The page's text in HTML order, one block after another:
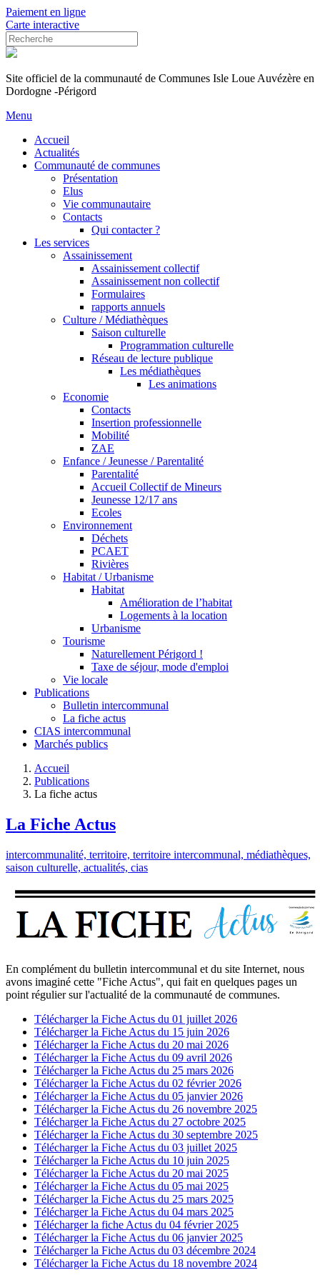
Paiement en ligne
Carte interactive
Site officiel de la communauté de Communes Isle Loue Auvézère en
Dordogne -Périgord
Menu
Accueil
Actualités
Communauté de communes
Présentation
Elus
Vie communautaire
Contacts
Qui contacter ?
Les services
Assainissement
Assainissement collectif
Assainissement non collectif
Formulaires
rapports annuels
Culture / Médiathèques
Saison culturelle
Programmation culturelle
Réseau de lecture publique
Les médiathèques
Les animations
Economie
Contacts
Insertion professionnelle
Mobilité
ZAE
Enfance / Jeunesse / Parentalité
Parentalité
Accueil Collectif de Mineurs
Jeunesse 12/17 ans
Ecoles
Environnement
Déchets
PCAET
Rivières
Habitat / Urbanisme
Habitat
Amélioration de l’habitat
Logements à la location
Urbanisme
Tourisme
Naturellement Périgord !
Taxe de séjour, mode d'emploi
Vie locale
Publications
Bulletin intercommunal
La fiche actus
CIAS intercommunal
Marchés publics
Accueil
Publications
La fiche actus
La Fiche Actus
intercommunalité, territoire, territoire intercommunal, médiathèques,
saison culturelle, actualités, cias
En complément du bulletin intercommunal et du site Internet, nous
avons imaginé cette "Fiche Actus", qui fait en quelques pages un
point régulier sur l'actualité de la communauté de communes.
Télécharger la Fiche Actus du 01 juillet 2026
Télécharger la Fiche Actus du 15 juin 2026
Télécharger la Fiche Actus du 20 mai 2026
Télécharger la Fiche Actus du 09 avril 2026
Télécharger la Fiche Actus du 25 mars 2026
Télécharger la Fiche Actus du 02 février 2026
Télécharger la Fiche Actus du 05 janvier 2026
Télécharger la Fiche Actus du 26 novembre 2025
Télécharger la Fiche Actus du 27 octobre 2025
Télécharger la Fiche Actus du 30 septembre 2025
Télécharger la Fiche Actus du 03 juillet 2025
Télécharger la Fiche Actus du 10 juin 2025
Télécharger la Fiche Actus du 20 mai 2025
Télécharger la Fiche Actus du 05 mai 2025
Télécharger la Fiche Actus du 25 mars 2025
Télécharger la Fiche Actus du 04 mars 2025
Télécharger la fiche Actus du 04 février 2025
Télécharger la Fiche Actus du 06 janvier 2025
Télécharger la Fiche Actus du 03 décembre 2024
Télécharger la Fiche Actus du 18 novembre 2024